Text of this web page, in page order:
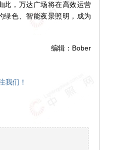
此，万达广场将在高效运营
绿色、智能夜景照明，成为
编辑：Bober
我们！